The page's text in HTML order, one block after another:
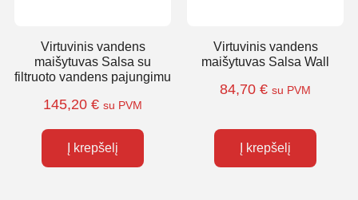
Virtuvinis vandens
maišytuvas Salsa su
filtruoto vandens pajungimu
145,20 € su PVM
Į krepšelį
Virtuvinis vandens
maišytuvas Salsa Wall
84,70 € su PVM
Į krepšelį